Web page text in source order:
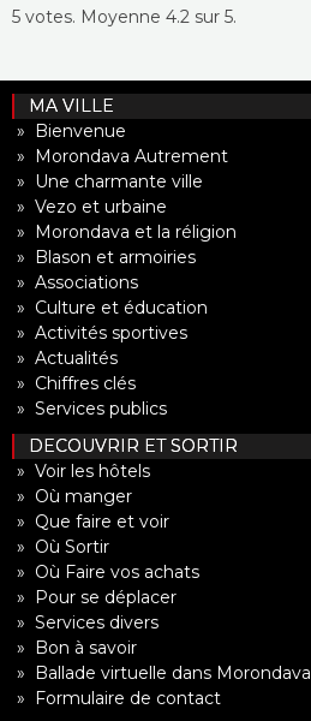
5 votes. Moyenne 4.2 sur 5.
MA VILLE
» Bienvenue
» Morondava Autrement
» Une charmante ville
» Vezo et urbaine
» Morondava et la réligion
» Blason et armoiries
» Associations
» Culture et éducation
» Activités sportives
» Actualités
» Chiffres clés
» Services publics
DECOUVRIR ET SORTIR
» Voir les hôtels
» Où manger
» Que faire et voir
» Où Sortir
» Où Faire vos achats
» Pour se déplacer
» Services divers
» Bon à savoir
» Ballade virtuelle dans Morondava
» Formulaire de contact